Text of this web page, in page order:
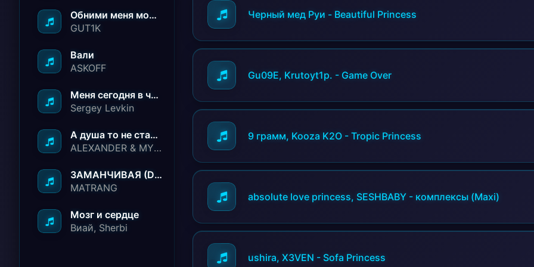
Обними меня молча ничего не говори
GUT1K
Вали
ASKOFF
Меня сегодня в чёрный список занесли
Sergey Levkin
А душа то не стареет
ALEXANDER & MY FAMILY
ЗАМАНЧИВАЯ (Deep House Remix)
MATRANG
Мозг и сердце
Виай, Sherbi
Черный мед Руи - Beautiful Princess
Gu09E, Krutoyt1p. - Game Over
9 грамм, Kooza K2O - Tropic Princess
absolute love princess, SESHBABY - комплексы (Maxi)
ushira, X3VEN - Sofa Princess